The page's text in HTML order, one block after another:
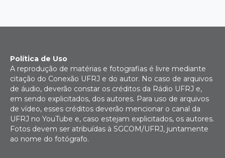
Política de Uso
A reprodução de matérias e fotografias é livre mediante
citação do Conexão UFRJ e do autor. No caso de arquivos
de áudio, deverão constar os créditos da Rádio UFRJ e,
em sendo explicitados, dos autores. Para uso de arquivos
de vídeo, esses créditos deverão mencionar o canal da
UFRJ no YouTube e, caso estejam explicitados, os autores.
Fotos devem ser atribuídas à SGCOM/UFRJ, juntamente
ao nome do fotógrafo.